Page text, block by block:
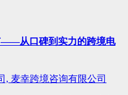
——从口碑到实力的跨境电
, 麦幸跨境咨询有限公司